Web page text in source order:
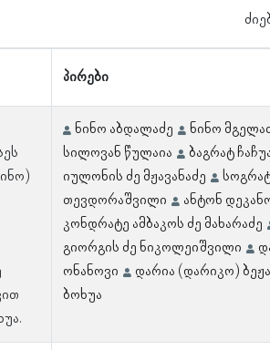
პირები
ნინო აბდალაძე
ნინო
სილოვან წულაია
ბაგრატ
იულონის ძე მჟავანაძე
თევდორაშვილი
ანტონ
კონდრატე ამბაკოს ძე მახარაძე
გიორგის ძე ნიკოლეიშვილი
ონანოვი
დარია (დარიკო)
ბოხუა